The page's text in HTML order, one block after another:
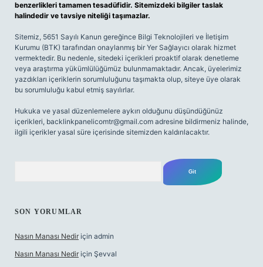
benzerlikleri tamamen tesadüfidir. Sitemizdeki bilgiler taslak
halindedir ve tavsiye niteliği taşımazlar.
Sitemiz, 5651 Sayılı Kanun gereğince Bilgi Teknolojileri ve İletişim
Kurumu (BTK) tarafından onaylanmış bir Yer Sağlayıcı olarak hizmet
vermektedir. Bu nedenle, sitedeki içerikleri proaktif olarak denetleme
veya araştırma yükümlülüğümüz bulunmamaktadır. Ancak, üyelerimiz
yazdıkları içeriklerin sorumluluğunu taşımakta olup, siteye üye olarak
bu sorumluluğu kabul etmiş sayılırlar.
Hukuka ve yasal düzenlemelere aykırı olduğunu düşündüğünüz
içerikleri, backlinkpanelicomtr@gmail.com adresine bildirmeniz halinde,
ilgili içerikler yasal süre içerisinde sitemizden kaldırılacaktır.
SON YORUMLAR
Nasın Manası Nedir için admin
Nasın Manası Nedir için Şevval